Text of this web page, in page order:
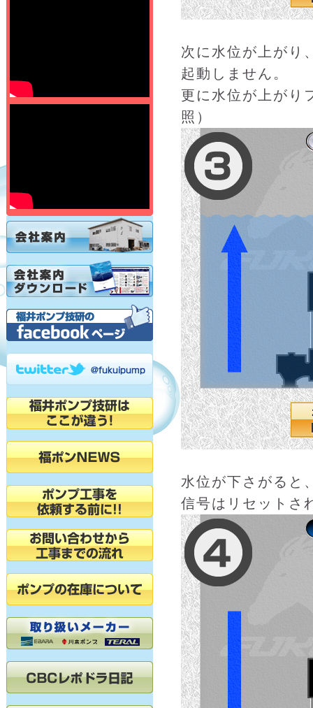
次に水位が上がり
起動しません。
更に水位が上がり
照）
水位が下さがると
信号はリセットさ